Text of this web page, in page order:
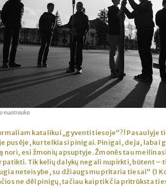
nuotrauka
katalikui „gyventi tiesoje“?! Pasaulyje
pusėje, kur telkiasi pinigai. Pinigai, deja, labai
nori, esi žmonių apsuptyje. Žmonės tau
Tik kelių dalykų negali nupirkti, būtent –
neteisybe, su džiaugsmu pritaria tiesai“ (1
ne dėl pinigų, tačiau kaip tik čia pritrūksta